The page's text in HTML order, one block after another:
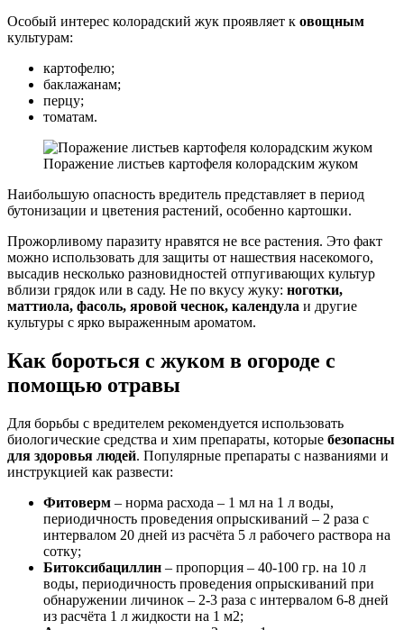
Особый интерес колорадский жук проявляет к овощным
культурам:
картофелю;
баклажанам;
перцу;
томатам.
Поражение листьев картофеля колорадским жуком
Наибольшую опасность вредитель представляет в период
бутонизации и цветения растений, особенно картошки.
Прожорливому паразиту нравятся не все растения. Это факт
можно использовать для защиты от нашествия насекомого,
высадив несколько разновидностей отпугивающих культур
вблизи грядок или в саду. Не по вкусу жуку: ноготки,
маттиола, фасоль, яровой чеснок, календула и другие
культуры с ярко выраженным ароматом.
Как бороться с жуком в огороде с
помощью отравы
Для борьбы с вредителем рекомендуется использовать
биологические средства и хим препараты, которые безопасны
для здоровья людей. Популярные препараты с названиями и
инструкцией как развести:
Фитоверм – норма расхода – 1 мл на 1 л воды,
периодичность проведения опрыскиваний – 2 раза с
интервалом 20 дней из расчёта 5 л рабочего раствора на
сотку;
Битоксибациллин – пропорция – 40-100 гр. на 10 л
воды, периодичность проведения опрыскиваний при
обнаружении личинок – 2-3 раза с интервалом 6-8 дней
из расчёта 1 л жидкости на 1 м2;